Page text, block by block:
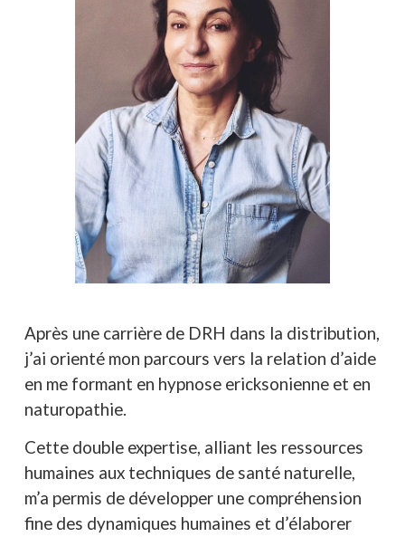
Après une carrière de DRH dans la distribution,
j’ai orienté mon parcours vers la relation d’aide
en me formant en hypnose ericksonienne et en
naturopathie.
Cette double expertise, alliant les ressources
humaines aux techniques de santé naturelle,
m’a permis de développer une compréhension
fine des dynamiques humaines et d’élaborer